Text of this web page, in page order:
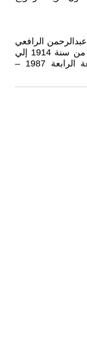
الرافعي
– ثورة 1919 – تاريخ مصر القومي من سنة 1914 إلي
سنة 1921 –دار المعارف – الطبعة الرابعة 1987 –